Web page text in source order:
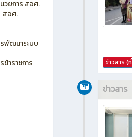
ารอาชีวศึกษา
วยการ สอศ.
อศ.
พัฒนาระบบ
ข่าวสาร (